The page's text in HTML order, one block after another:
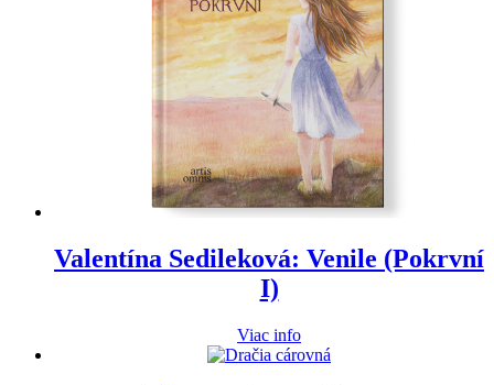
Valentína Sedileková: Venile (Pokrvní
I)
Viac info